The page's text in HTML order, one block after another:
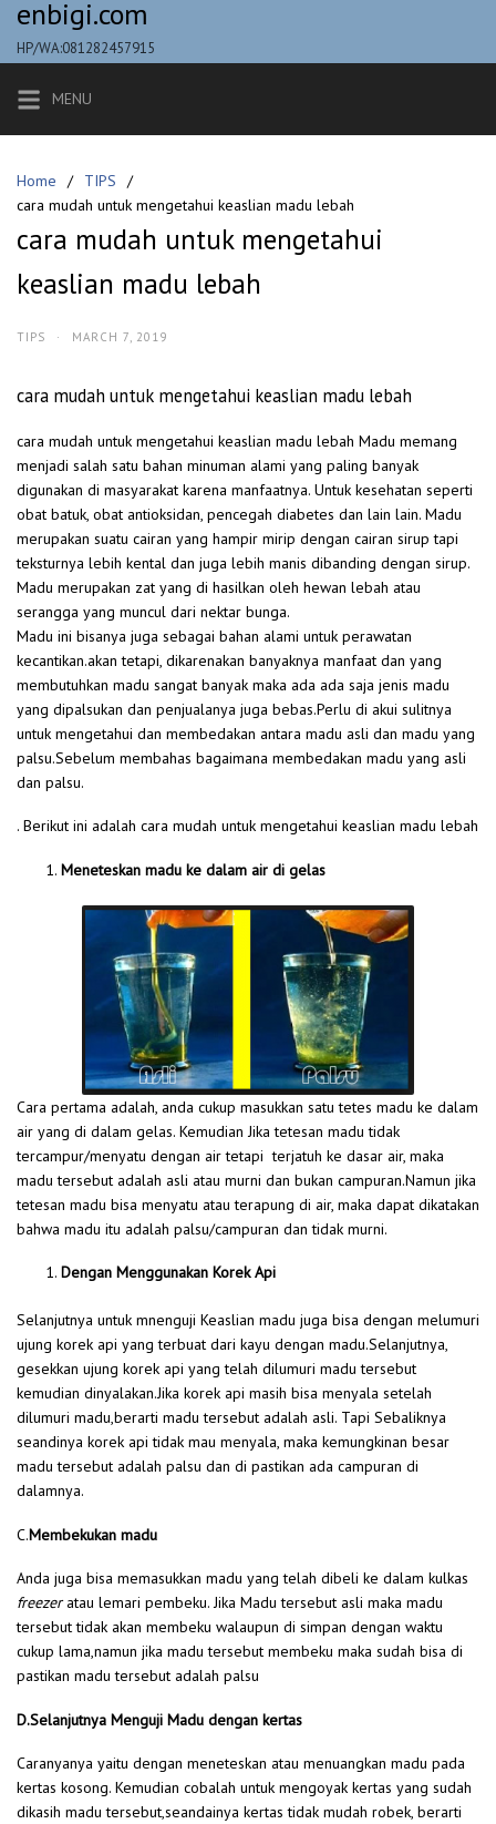
Skip
content
enbigi.com
HP/WA:081282457915
MENU
Home
TIPS
cara mudah untuk mengetahui keaslian madu lebah
cara mudah untuk mengetahui
keaslian madu lebah
TIPS · MARCH 7, 2019
cara mudah untuk mengetahui keaslian madu lebah
cara mudah untuk mengetahui keaslian madu lebah Madu memang
menjadi salah satu bahan minuman alami yang paling banyak
digunakan di masyarakat karena manfaatnya. Untuk kesehatan seperti
obat batuk, obat antioksidan, pencegah diabetes dan lain lain. Madu
merupakan suatu cairan yang hampir mirip dengan cairan sirup tapi
teksturnya lebih kental dan juga lebih manis dibanding dengan sirup.
Madu merupakan zat yang di hasilkan oleh hewan lebah atau
serangga yang muncul dari nektar bunga.
Madu ini bisanya juga sebagai bahan alami untuk perawatan
kecantikan.akan tetapi, dikarenakan banyaknya manfaat dan yang
membutuhkan madu sangat banyak maka ada ada saja jenis madu
yang dipalsukan dan penjualanya juga bebas.Perlu di akui sulitnya
untuk mengetahui dan membedakan antara madu asli dan madu yang
palsu.Sebelum membahas bagaimana membedakan madu yang asli
dan palsu.
. Berikut ini adalah cara mudah untuk mengetahui keaslian madu lebah
Meneteskan madu ke dalam air di gelas
Cara pertama adalah, anda cukup masukkan satu tetes madu ke dalam
air yang di dalam gelas. Kemudian Jika tetesan madu tidak
tercampur/menyatu dengan air tetapi terjatuh ke dasar air, maka
madu tersebut adalah asli atau murni dan bukan campuran.Namun jika
tetesan madu bisa menyatu atau terapung di air, maka dapat dikatakan
bahwa madu itu adalah palsu/campuran dan tidak murni.
Dengan Menggunakan Korek Api
Selanjutnya untuk mnenguji Keaslian madu juga bisa dengan melumuri
ujung korek api yang terbuat dari kayu dengan madu.Selanjutnya,
gesekkan ujung korek api yang telah dilumuri madu tersebut
kemudian dinyalakan.Jika korek api masih bisa menyala setelah
dilumuri madu,berarti madu tersebut adalah asli. Tapi Sebaliknya
seandinya korek api tidak mau menyala, maka kemungkinan besar
madu tersebut adalah palsu dan di pastikan ada campuran di
dalamnya.
C.Membekukan madu
Anda juga bisa memasukkan madu yang telah dibeli ke dalam kulkas
freezeratau lemari pembeku. Jika Madu tersebut asli maka madu
tersebut tidak akan membeku walaupun di simpan dengan waktu
cukup lama,namun jika madu tersebut membeku maka sudah bisa di
pastikan madu tersebut adalah palsu
D.Selanjutnya Menguji Madu dengan kertas
Caranyanya yaitu dengan meneteskan atau menuangkan madu pada
kertas kosong. Kemudian cobalah untuk mengoyak kertas yang sudah
dikasih madu tersebut,seandainya kertas tidak mudah robek, berarti